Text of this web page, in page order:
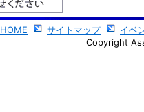
HOME サイトマップ イベ
Copyright